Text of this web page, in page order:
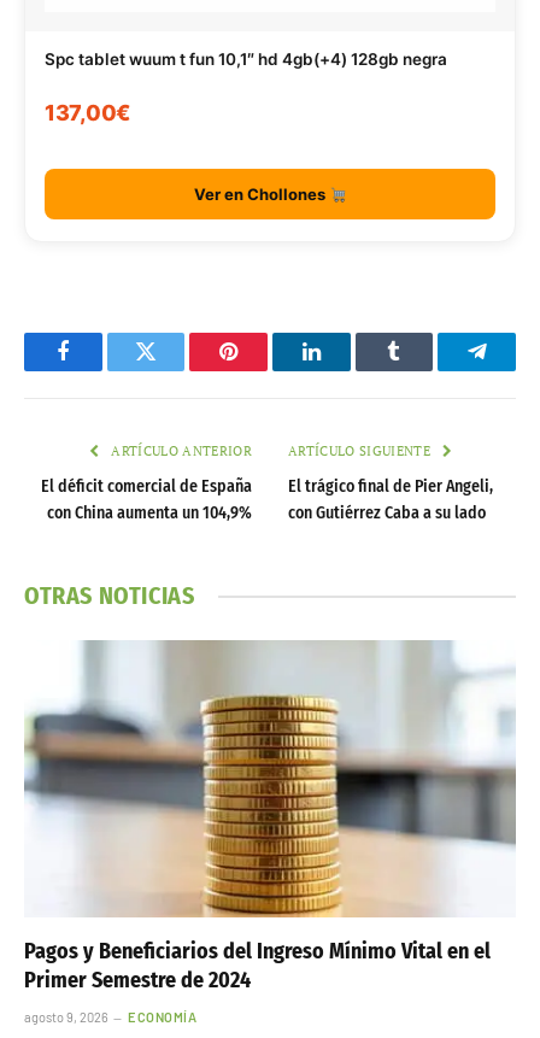
Spc tablet wuum t fun 10,1″ hd 4gb(+4) 128gb negra
137,00€
Ver en Chollones
FacebookTwitter Pinterest LinkedInTumblr
ARTÍCULO ANTERIOR
El déficit comercial de España
con China aumenta un 104,9%
ARTÍCULO SIGUIENTE
El trágico final de Pier Angeli,
con Gutiérrez Caba a su lado
OTRAS NOTICIAS
Pagos y Beneficiarios del Ingreso Mínimo Vital en el
Primer Semestre de 2024
agosto 9, 2026 ECONOMÍA